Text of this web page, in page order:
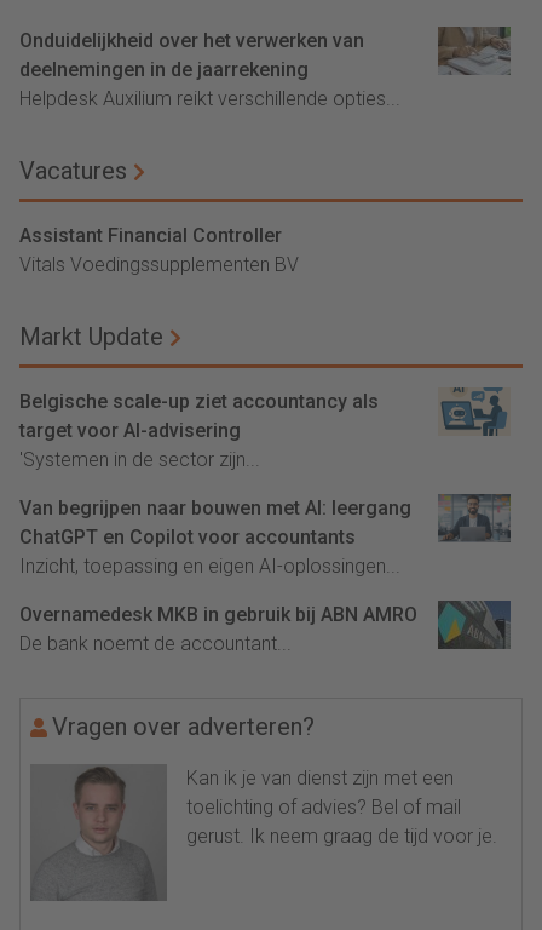
Onduidelijkheid over het verwerken van
deelnemingen in de jaarrekening
Helpdesk Auxilium reikt verschillende opties...
Vacatures
Assistant Financial Controller
Vitals Voedingssupplementen BV
Markt Update
Belgische scale-up ziet accountancy als
target voor AI-advisering
'Systemen in de sector zijn...
Van begrijpen naar bouwen met AI: leergang
ChatGPT en Copilot voor accountants
Inzicht, toepassing en eigen AI-oplossingen...
Overnamedesk MKB in gebruik bij ABN AMRO
De bank noemt de accountant...
Vragen over adverteren?
Kan ik je van dienst zijn met een
toelichting of advies? Bel of mail
gerust. Ik neem graag de tijd voor je.